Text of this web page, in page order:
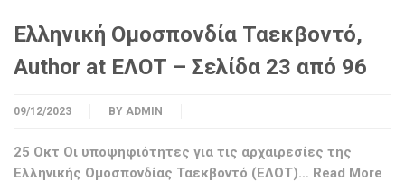
Ελληνική Ομοσπονδία Ταεκβοντό,
Author at ΕΛΟΤ – Σελίδα 23 από 96
09/12/2023 BY ADMIN
25 Οκτ Οι υποψηφιότητες για τις αρχαιρεσίες της
Ελληνικής Ομοσπονδίας Ταεκβοντό (ΕΛΟΤ)… Read More